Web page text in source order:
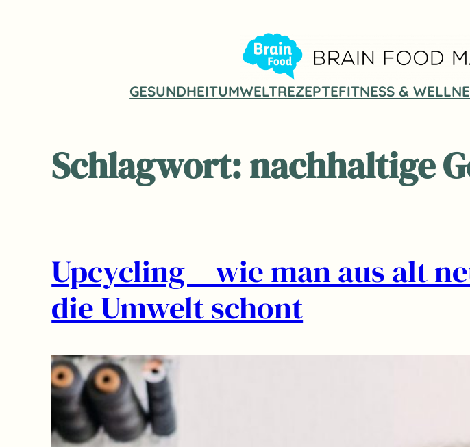
GESUNDHEITUMWELTREZEPTEFITNESS &
Schlagwort:nachhaltige
Upcycling – wie man aus alt
die Umwelt schont